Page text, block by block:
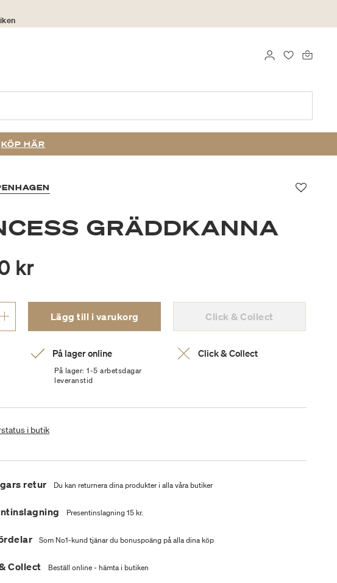
FAVORITER
LOGGA IN
KÖP HÄR
GRÄDDKANNA
kr
Lägg till i varukorg Click & Collect
På lager online
På lager: 1-5 arbetsdagar
leveranstid
Click & Collect
i butik
retur Du kan returnera dina produkter i alla våra butiker
Presentinslagning 15 kr.
Som No1-kund tjänar du bonuspoäng på alla dina köp
Collect Beställ online - hämta i butiken